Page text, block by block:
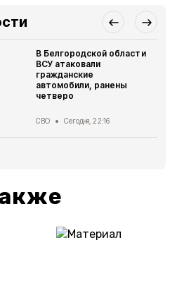
В Белгородской области
ВСУ атаковали
гражданские
автомобили, ранены
четверо
СВО Сегодня, 22:16